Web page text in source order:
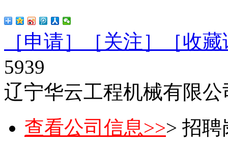
［申请］ ［关注］
［收
5939
辽宁华云工程机械有限公
查看公司信息>>> 招聘